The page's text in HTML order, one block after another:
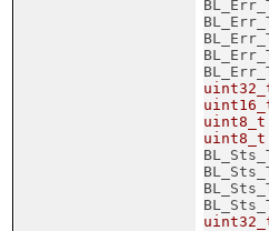
uint8_t
uint8_t